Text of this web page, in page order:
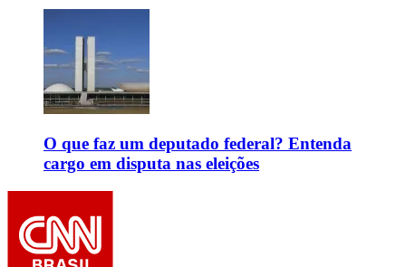
O que faz um deputado federal? Entenda
cargo em disputa nas eleições